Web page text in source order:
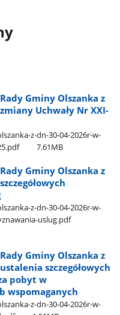
Gminy Olszanka z
Uchwały Nr XXI-
z-dn-30-04-2026r-w-
7.61MB
Gminy Olszanka z
z-dn-30-04-2026r-w-
uslug.pdf
Gminy Olszanka z
szczegółowych
pobyt w
wspomaganych
z-dn-30-04-2026r-w-